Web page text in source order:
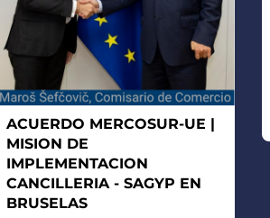
ACUERDO MERCOSUR-UE |
MISION DE
IMPLEMENTACION
CANCILLERIA - SAGYP EN
BRUSELAS